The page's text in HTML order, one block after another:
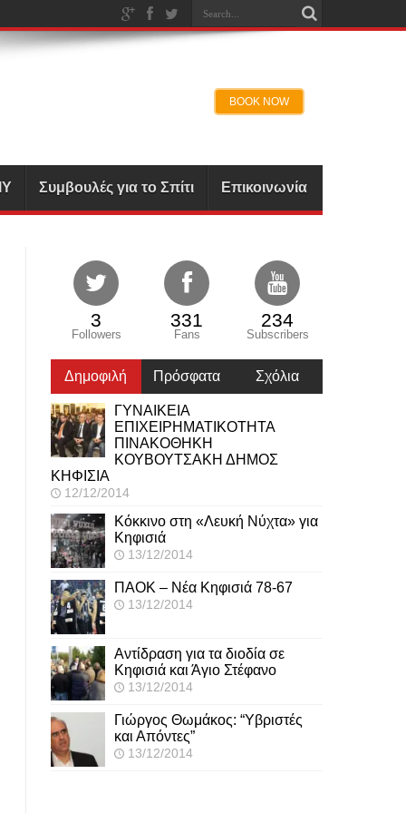
Συμβουλές για το Σπίτι Επικοινωνία
3
Followers
331
Fans
234
Subscribers
Δημοφιλή Πρόσφατα Σχόλια
ΓΥΝΑΙΚΕΙΑ
ΕΠΙΧΕΙΡΗΜΑΤΙΚΟΤΗΤΑ
ΠΙΝΑΚΟΘΗΚΗ
ΚΟΥΒΟΥΤΣΑΚΗ ΔΗΜΟΣ
ΚΗΦΙΣΙΑ
12/12/2014
Κόκκινο στη «Λευκή Νύχτα» για
Κηφισιά
13/12/2014
ΠΑΟΚ – Νέα Κηφισιά 78-67
13/12/2014
Αντίδραση για τα διοδία σε
Κηφισιά και Άγιο Στέφανο
13/12/2014
Γιώργος Θωμάκος: “Υβριστές
και Απόντες”
13/12/2014